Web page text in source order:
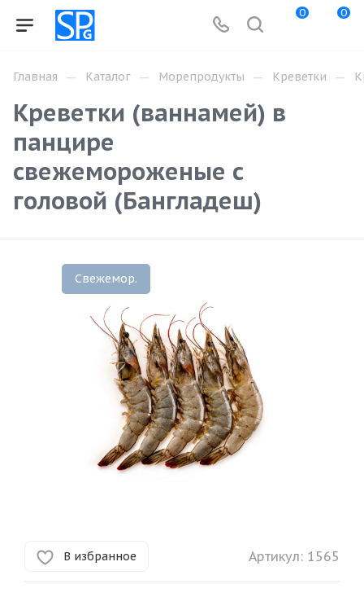
0 0
Главная — Каталог — Морепродукты — Креветки —
Креветки (ваннамей) в
панцире
свежемороженые с
головой (Бангладеш)
Свежемор.
В избранное Артикул: 1565